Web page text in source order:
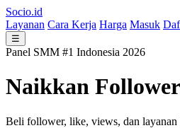
Socio.id
Layanan Cara Kerja Harga Masuk
☰
Panel SMM #1 Indonesia 2026
Naikkan
Beli follower, like, views, dan layanan